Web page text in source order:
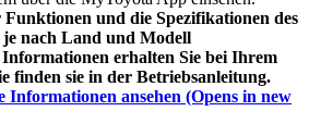
und die Spezifikationen des
je nach Land und Modell
erhalten Sie bei Ihrem
finden sie in der Betriebsanleitung.
Informationen ansehen (Opens in new